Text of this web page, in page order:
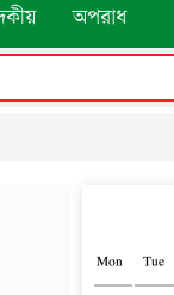
অপরাধ
Mon Tue